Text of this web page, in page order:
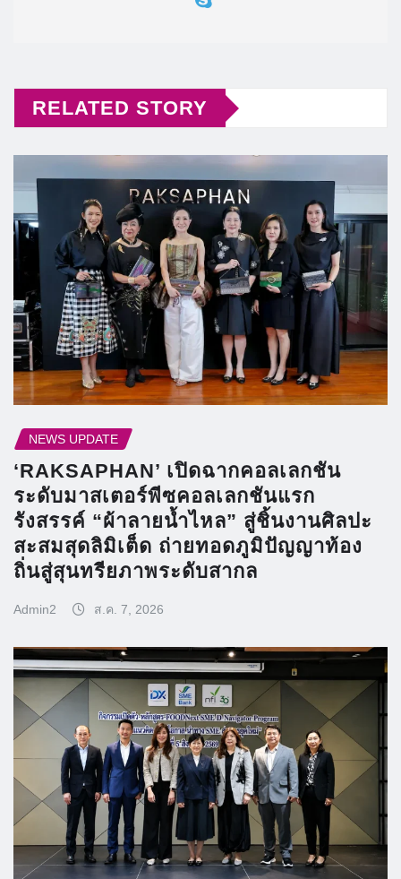
RELATED STORY
NEWS UPDATE
‘RAKSAPHAN’ เปิดฉากคอลเลกชัน
ระดับมาสเตอร์พีซคอลเลกชันแรก
รังสรรค์ “ผ้าลายน้ำไหล” สู่ชิ้นงานศิลปะ
สะสมสุดลิมิเต็ด ถ่ายทอดภูมิปัญญาท้อง
ถิ่นสู่สุนทรียภาพระดับสากล
Admin2 ส.ค. 7, 2026